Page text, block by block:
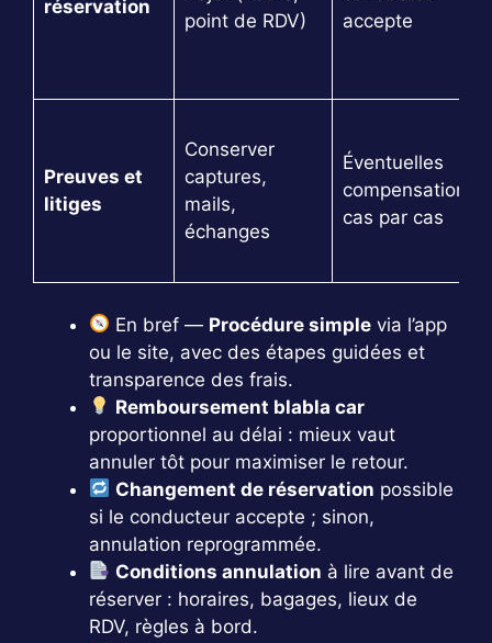
réservation
point de RDV)
accepte
Preuves et
litiges
Conserver
captures,
mails,
échanges
Éventuelles
compensations
cas par cas
En bref — Procédure simple via l’app
ou le site, avec des étapes guidées et
transparence des frais.
Remboursement blabla car
proportionnel au délai : mieux vaut
annuler tôt pour maximiser le retour.
Changement de réservation possible
si le conducteur accepte ; sinon,
annulation reprogrammée.
Conditions annulation à lire avant de
réserver : horaires, bagages, lieux de
RDV, règles à bord.